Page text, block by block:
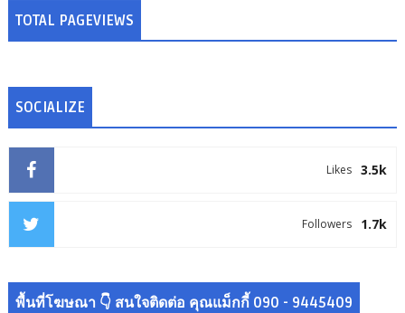
TOTAL PAGEVIEWS
SOCIALIZE
3.5k
Likes
1.7k
Followers
พื้นที่โฆษณา 👇 สนใจติดต่อ คุณแม็กกี้ 090 - 9445409